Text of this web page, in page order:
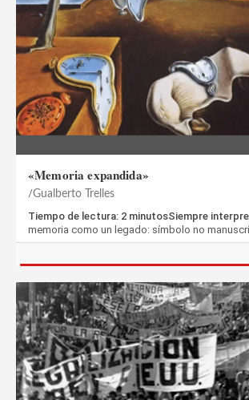
«Memoria expandida»
Gualberto Trelles
Tiempo de lectura: 2 minutosSiempre
memoria como un legado: símbolo no